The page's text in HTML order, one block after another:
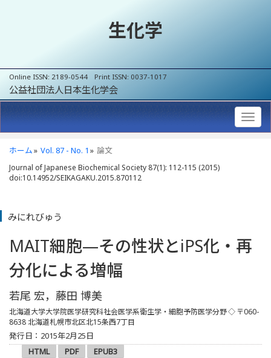
生化学
Online ISSN: 2189-0544 Print ISSN: 0037-1017
公益社団法人日本生化学会
ホーム Vol. 87 - No. 1 論文
Journal of Japanese Biochemical Society 87(1): 112-115 (2015)
doi:10.14952/SEIKAGAKU.2015.870112
みにれびゅう
MAIT細胞—その性状とiPS化・再
分化による増幅
若尾 宏，藤田 博美
北海道大学大学院医学研究科社会医学系衛生学・細胞予防医学分野◇ 〒060-
8638 北海道札幌市北区北15条西7丁目
発行日：2015年2月25日
HTML
PDF EPUB3